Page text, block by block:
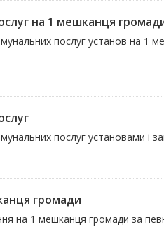
на 1 мешканця
послуг установ на 1
послуг установами і
громади
на 1 мешканця громади за